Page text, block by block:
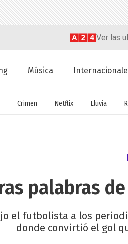
Ver las
Música
Crimen Netflix Lluvia
palabras
el futbolista a los
donde convirtió el gol